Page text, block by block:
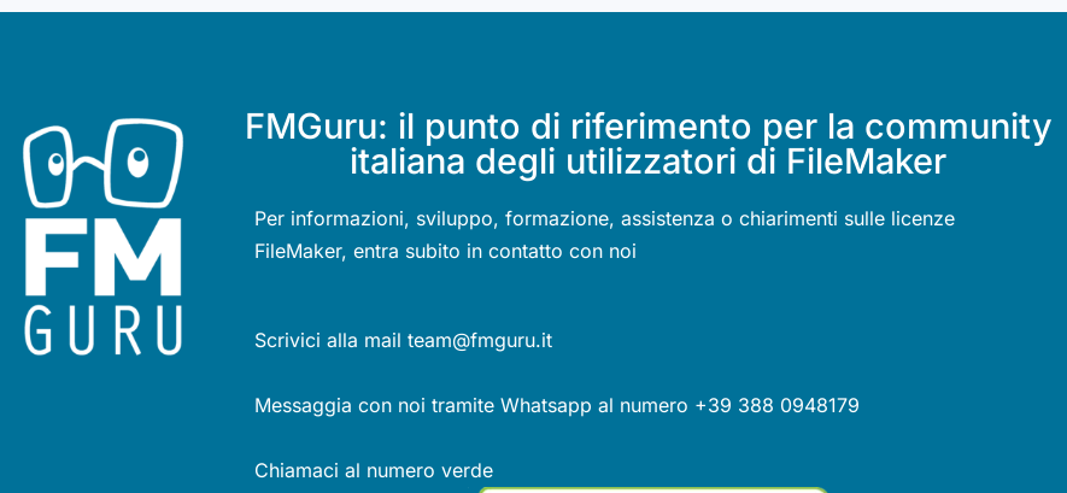
FMGuru: il punto di riferimento per la community
italiana degli utilizzatori di FileMaker
Per informazioni, sviluppo, formazione, assistenza o chiarimenti sulle licenze
FileMaker, entra subito in contatto con noi
Scrivici alla mail team@fmguru.it
Messaggia con noi tramite Whatsapp al numero +39 388 0948179
Chiamaci al numero verde